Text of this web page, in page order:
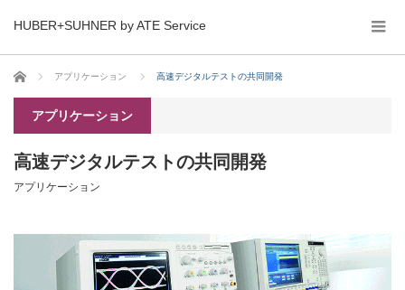
HUBER+SUHNER by ATE Service
ホーム アプリケーション 高速デジタルテストの共同開発
アプリケーション
高速デジタルテストの共同開発
アプリケーション